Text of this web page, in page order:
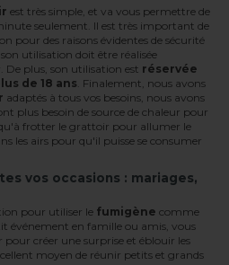
est très simple, et va vous permettre de
seulement. Il est très important de
pour des raisons évidentes de sécurité
utilisation doit être réalisée
plus, son utilisation est réservée
de 18 ans . Finalement, nous avons
adaptés à tous vos besoins, nous avons
plus besoin de source de chaleur pour
frotter le grattoir pour allumer le
les airs pour qu'il puisse se consumer
vos occasions : mariages,
pour utiliser le fumigène comme
événement en famille ou amis, vous
créer une surprise et éblouir les
moyen de réunir petits et grands